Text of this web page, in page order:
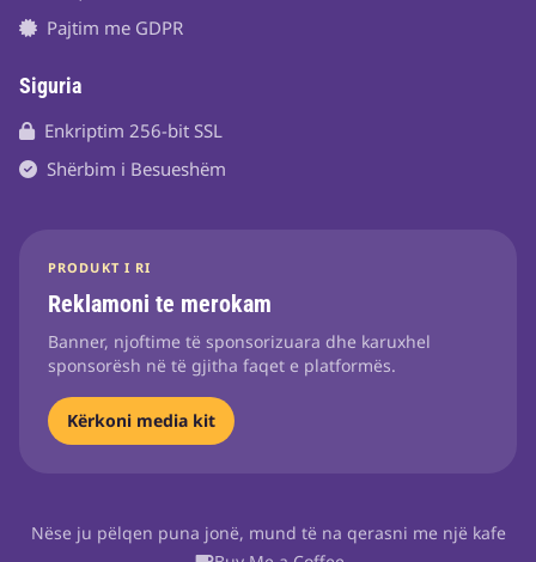
Pajtim me GDPR
Siguria
Enkriptim 256-bit SSL
Shërbim i Besueshëm
PRODUKT I RI
Reklamoni te merokam
Banner, njoftime të sponsorizuara dhe karuxhel
sponsorësh në të gjitha faqet e platformës.
Kërkoni media kit
Nëse ju pëlqen puna jonë, mund të na qerasni me një kafe